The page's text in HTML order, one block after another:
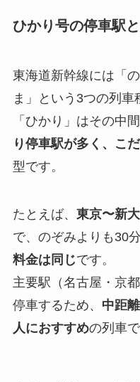
ひかり号の停車駅
東海道新幹線には「
ま」という3つの列車
「ひかり」はその中
り停車駅が多く、こ
型です。
たとえば、 東京〜新
で、のぞみよりも30
料金は同じです。
主要駅（名古屋・京
停車するため、 中距
人におすすめの列車で